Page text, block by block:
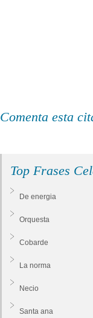
Comenta esta
Top Frases
De energia
Orquesta
Cobarde
La norma
Necio
Santa ana